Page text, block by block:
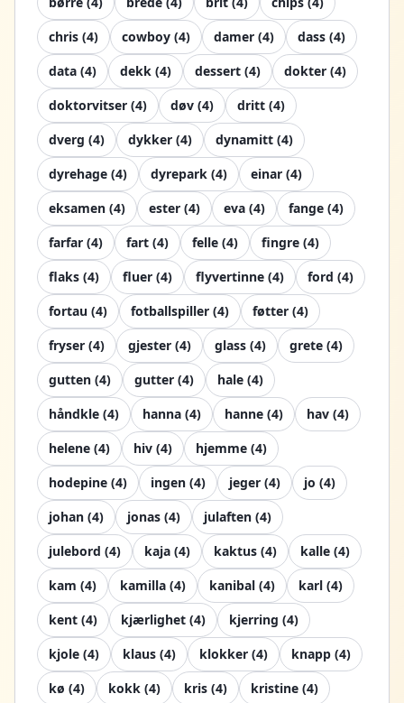
chris (4) cowboy (4) damer (4) dass (4)
data (4) dekk (4) dessert (4) dokter (4)
doktorvitser (4) døv (4) dritt (4)
dverg (4) dykker (4) dynamitt (4)
dyrehage (4) dyrepark (4) einar (4)
eksamen (4) ester (4) eva (4) fange (4)
farfar (4) fart (4) felle (4) fingre (4)
flaks (4) fluer (4) flyvertinne (4) ford (4)
fortau (4) fotballspiller (4) føtter (4)
fryser (4) gjester (4) glass (4) grete (4)
gutten (4) gutter (4) hale (4)
håndkle (4) hanna (4) hanne (4) hav (4)
helene (4) hiv (4) hjemme (4)
hodepine (4) ingen (4) jeger (4) jo (4)
johan (4) jonas (4) julaften (4)
julebord (4) kaja (4) kaktus (4) kalle (4)
kam (4) kamilla (4) kanibal (4) karl (4)
kent (4) kjærlighet (4) kjerring (4)
kjole (4) klaus (4) klokker (4) knapp (4)
kø (4) kokk (4) kris (4) kristine (4)